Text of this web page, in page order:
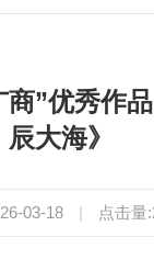
”优秀作
辰大海》
03-18 | 点击量: